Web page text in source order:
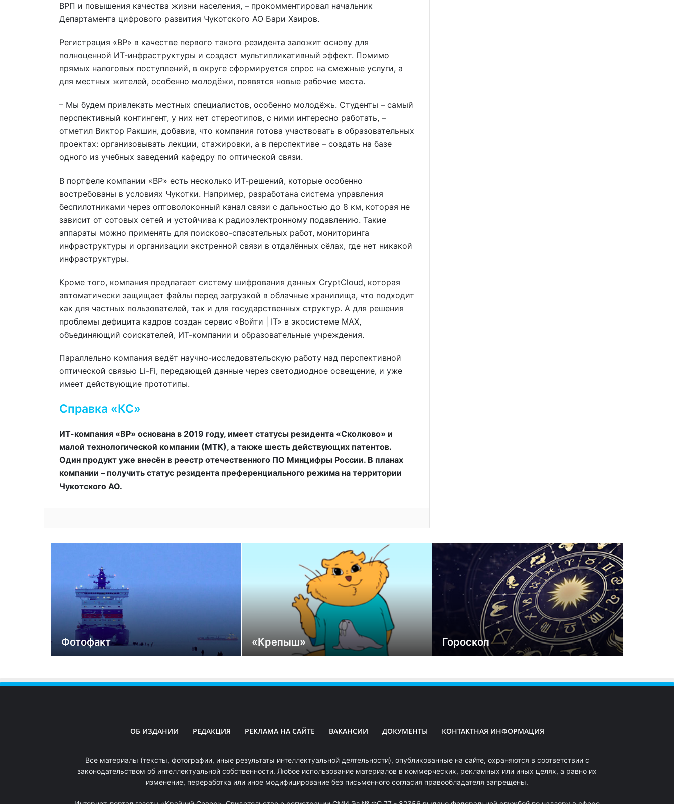
ВРП и повышения качества жизни населения, – прокомментировал начальник
Департамента цифрового развития Чукотского АО Бари Хаиров.
Регистрация «ВР» в качестве первого такого резидента заложит основу для
полноценной ИТ-инфраструктуры и создаст мультипликативный эффект. Помимо
прямых налоговых поступлений, в округе сформируется спрос на смежные услуги, а
для местных жителей, особенно молодёжи, появятся новые рабочие места.
– Мы будем привлекать местных специалистов, особенно молодёжь. Студенты – самый
перспективный контингент, у них нет стереотипов, с ними интересно работать, –
отметил Виктор Ракшин, добавив, что компания готова участвовать в образовательных
проектах: организовывать лекции, стажировки, а в перспективе – создать на базе
одного из учебных заведений кафедру по оптической связи.
В портфеле компании «ВР» есть несколько ИТ-решений, которые особенно
востребованы в условиях Чукотки. Например, разработана система управления
беспилотниками через оптоволоконный канал связи с дальностью до 8 км, которая не
зависит от сотовых сетей и устойчива к радиоэлектронному подавлению. Такие
аппараты можно применять для поисково-спасательных работ, мониторинга
инфраструктуры и организации экстренной связи в отдалённых сёлах, где нет никакой
инфраструктуры.
Кроме того, компания предлагает систему шифрования данных CryptCloud, которая
автоматически защищает файлы перед загрузкой в облачные хранилища, что подходит
как для частных пользователей, так и для государственных структур. А для решения
проблемы дефицита кадров создан сервис «Войти | IT» в экосистеме МАХ,
объединяющий соискателей, ИТ-компании и образовательные учреждения.
Параллельно компания ведёт научно-исследовательскую работу над перспективной
оптической связью Li-Fi, передающей данные через светодиодное освещение, и уже
имеет действующие прототипы.
Справка «КС»
ИТ-компания «ВР» основана в 2019 году, имеет статусы резидента «Сколково» и
малой технологической компании (МТК), а также шесть действующих патентов.
Один продукт уже внесён в реестр отечественного ПО Минцифры России. В планах
компании – получить статус резидента преференциального режима на территории
Чукотского АО.
Фотофакт «Крепыш» Гороскоп
ОБ ИЗДАНИИ РЕДАКЦИЯ РЕКЛАМА НА САЙТЕ ВАКАНСИИ ДОКУМЕНТЫ КОНТАКТНАЯ ИНФОРМАЦИЯ
Все материалы (тексты, фотографии, иные результаты интеллектуальной деятельности), опубликованные на сайте, охраняются в соответствии с
законодательством об интеллектуальной собственности. Любое использование материалов в коммерческих, рекламных или иных целях, а равно их
изменение, переработка или иное модифицирование без письменного согласия правообладателя запрещены.